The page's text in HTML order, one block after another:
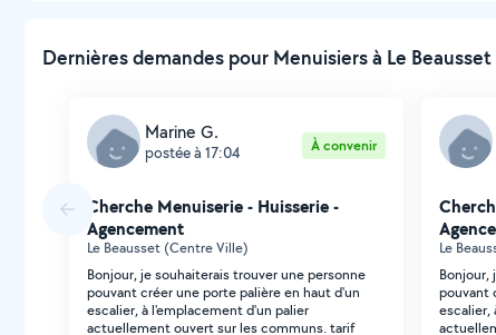
Dernières demandes pour Menuisiers à Le
Marine G.
postée à 17:04 À convenir
Cherche Menuiserie - Huisserie -
Agencement
Le Beausset (Centre Ville)
Bonjour, je souhaiterais trouver une personne
pouvant créer une porte palière en haut d'un
escalier, à l'emplacement d'un palier
actuellement ouvert sur les communs. tarif
Le
Bonjour,
pouvant
escalier,